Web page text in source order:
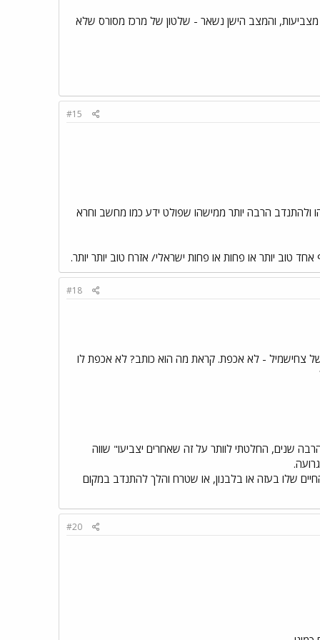
והמצב הישן נשאר - שלטון של מרכז מסורס שלא
#15
ולהתנדב הרבה יותר ממישהו שפולט ידע כמו מחשב וחרא
טוב יותר או פחות או פחות ישראלי/ אזרח טוב יותר יותר.
#18
צחישמיל - לא אכפת. קראת מה הוא כותב? לא אכפת לו
שנים, החלטתי לוותר על זה שאחרים יצביעו" שווה
שלו בעזה או בלבנון, או שטרח והלך להתנדב במקום
#20